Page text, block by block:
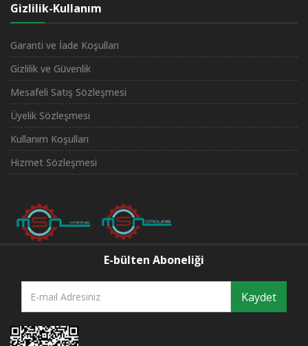
Gizlilik-Kullanım
Garanti ve İade Koşulları
Gizlilik ve Güvenlik
Mesafeli Satış Sözleşmesi
Üyelik Sözleşmesi
Kullanım Koşulları
Hizmet Sözleşmesi
E-bülten Aboneliği
Kaydet